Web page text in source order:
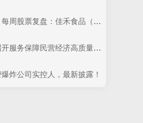
佳禾食品（605300）使用4.4亿闲置募资理财
保障民营经济高质量发展座谈会
炸公司实控人，最新披露！